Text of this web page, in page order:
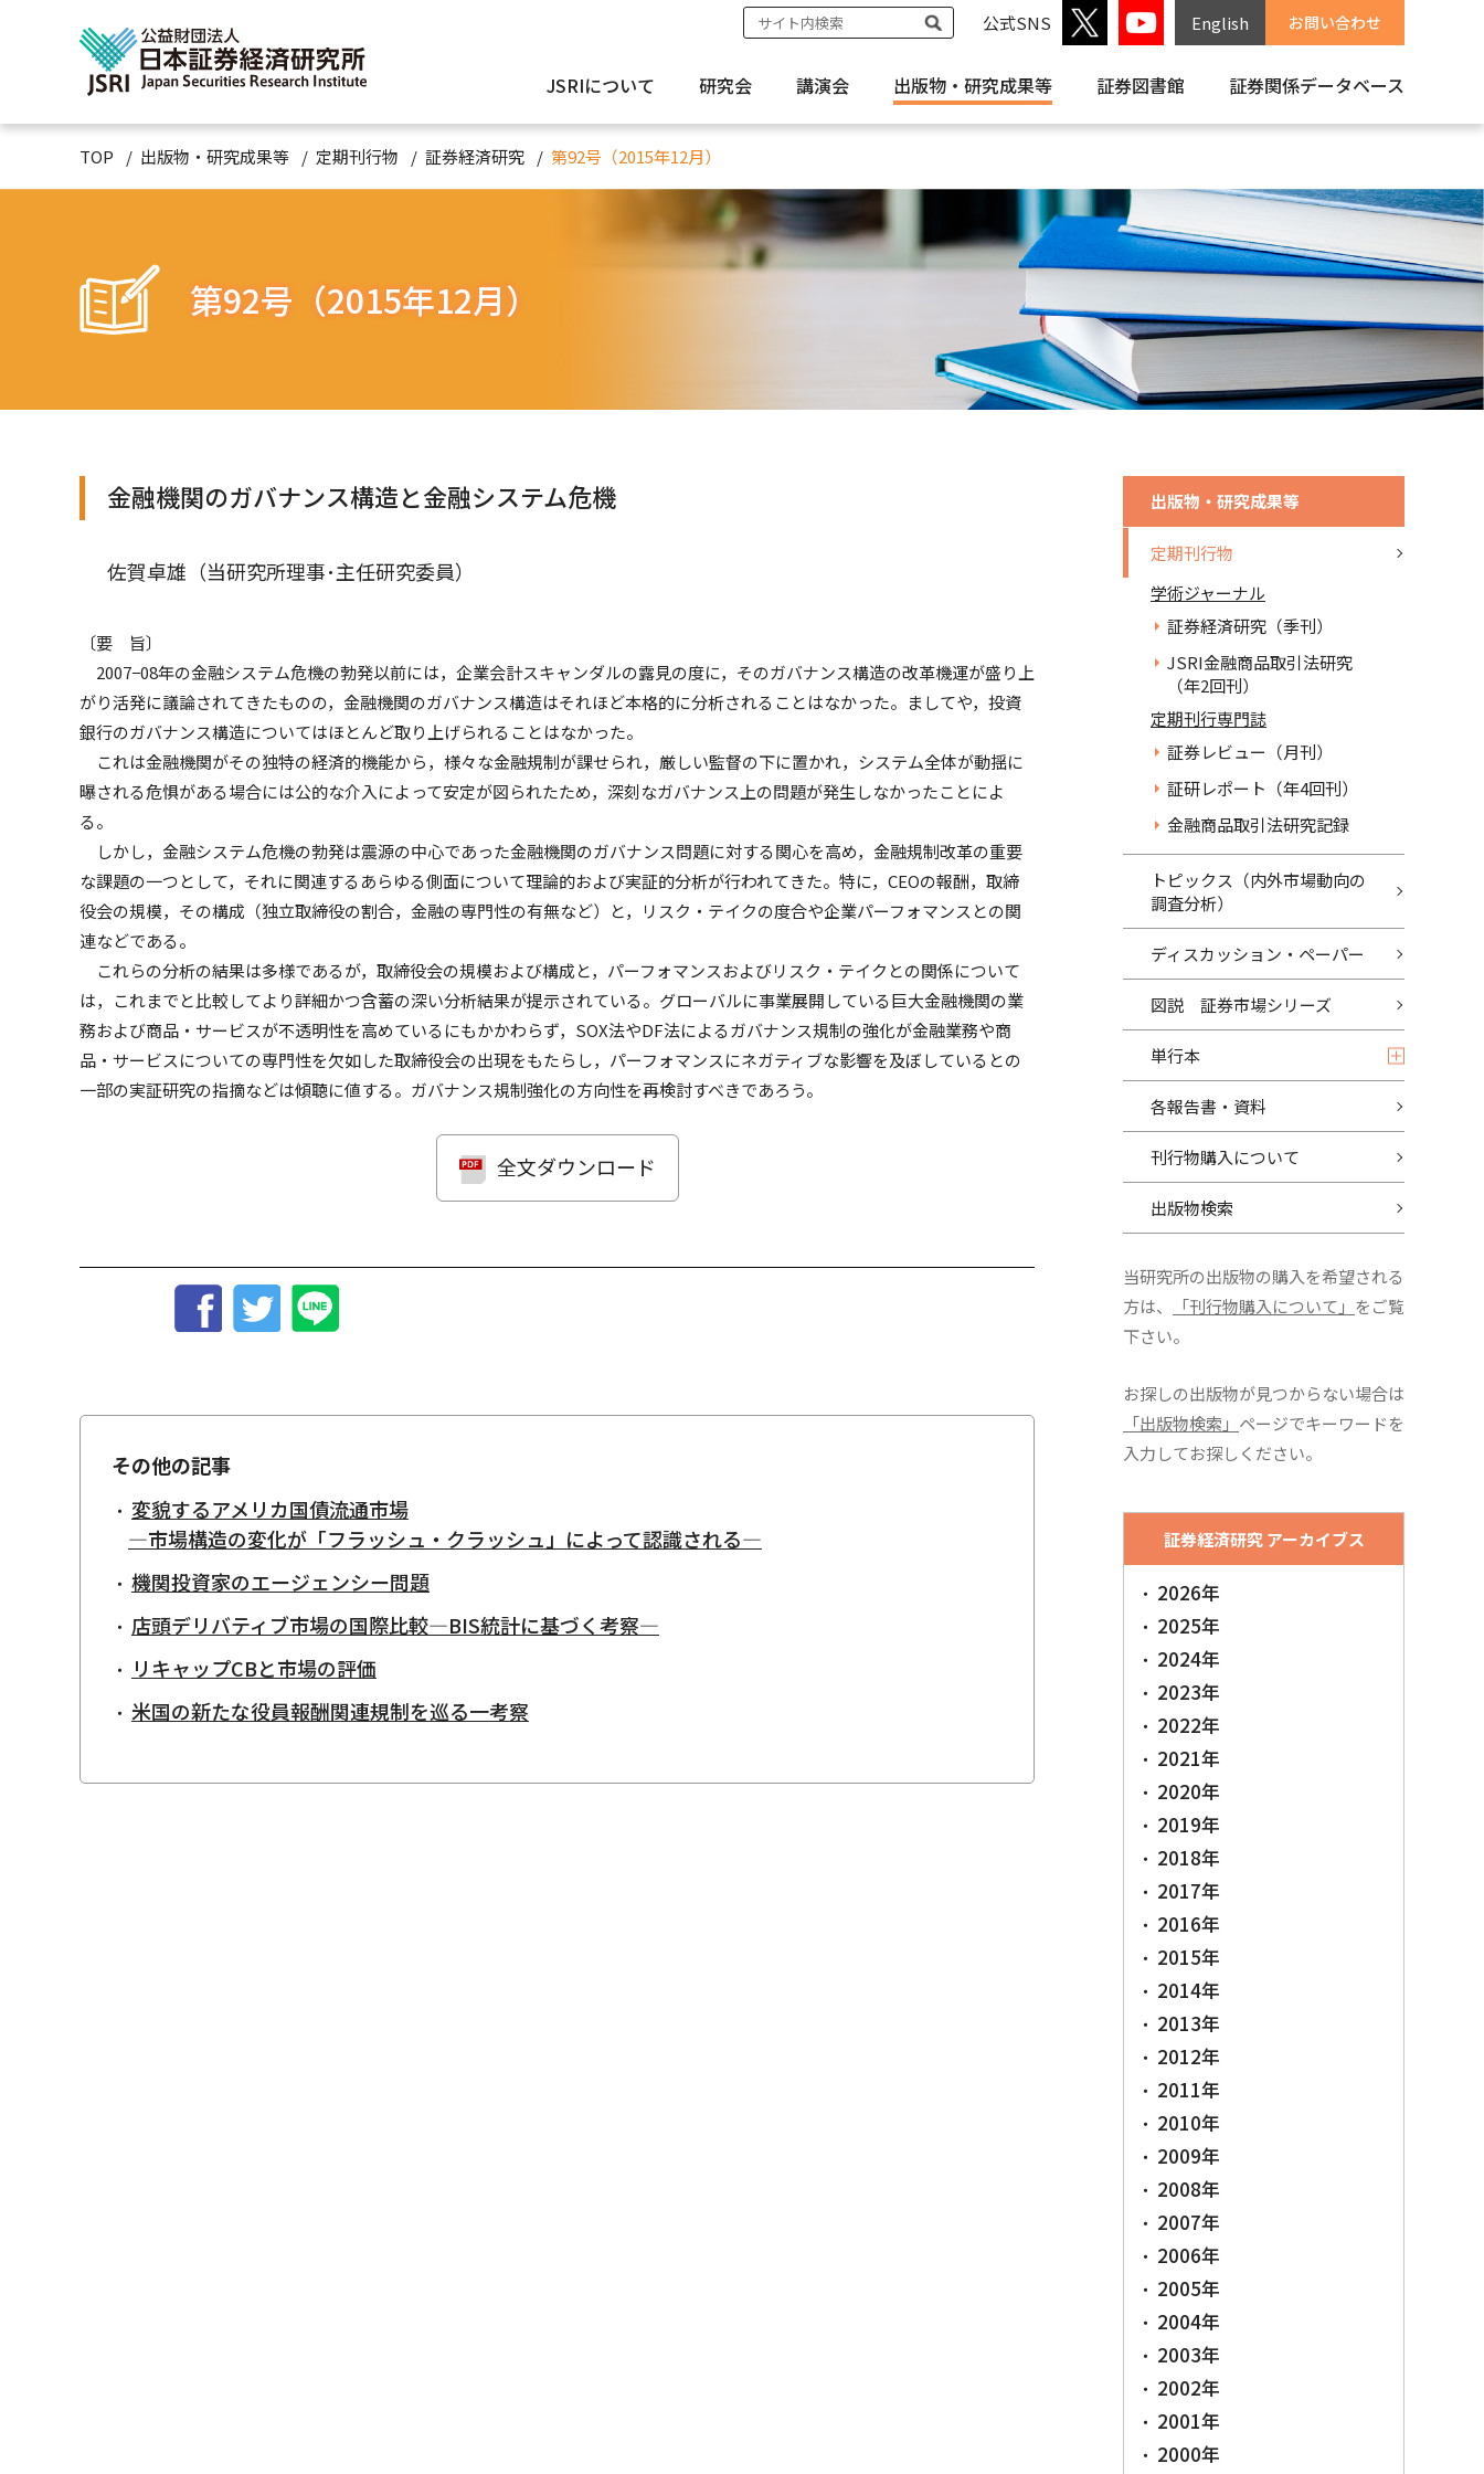
公式SNS English お問い合わせ
JSRIについて 研究会 講演会 出版物・ 研究成果等 証券図書館 証券関係データベース
TOP 出版物・研究成果等 定期刊行物 証券経済研究 第92号（2015年12月）
第92号（2015年12月）
金融機関のガバナンス構造と金融システム危機
佐賀卓雄（当研究所理事･主任研究委員）
〔要 旨〕
2007−08年の金融システム危機の勃発以前には，企業会計スキャンダルの露見の度に，そのガバナンス構造の改革機運が盛り上
がり活発に議論されてきたものの，金融機関のガバナンス構造はそれほど本格的に分析されることはなかった。ましてや，投資
銀行のガバナンス構造についてはほとんど取り上げられることはなかった。
これは金融機関がその独特の経済的機能から，様々な金融規制が課せられ，厳しい監督の下に置かれ，システム全体が動揺に
曝される危惧がある場合には公的な介入によって安定が図られたため，深刻なガバナンス上の問題が発生しなかったことによ
る。
しかし，金融システム危機の勃発は震源の中心であった金融機関のガバナンス問題に対する関心を高め，金融規制改革の重要
な課題の一つとして，それに関連するあらゆる側面について理論的および実証的分析が行われてきた。特に，CEOの報酬，取締
役会の規模，その構成（独立取締役の割合，金融の専門性の有無など）と，リスク・テイクの度合や企業パーフォマンスとの関
連などである。
これらの分析の結果は多様であるが，取締役会の規模および構成と，パーフォマンスおよびリスク・テイクとの関係について
は，これまでと比較してより詳細かつ含蓄の深い分析結果が提示されている。グローバルに事業展開している巨大金融機関の業
務および商品・サービスが不透明性を高めているにもかかわらず，SOX法やDF法によるガバナンス規制の強化が金融業務や商
品・サービスについての専門性を欠如した取締役会の出現をもたらし，パーフォマンスにネガティブな影響を及ぼしているとの
一部の実証研究の指摘などは傾聴に値する。ガバナンス規制強化の方向性を再検討すべきであろう。
全文ダウンロード
その他の記事
変貌するアメリカ国債流通市場
—市場構造の変化が「フラッシュ・クラッシュ」によって認識される—
機関投資家のエージェンシー問題
店頭デリバティブ市場の国際比較—BIS統計に基づく考察—
リキャップCBと市場の評価
米国の新たな役員報酬関連規制を巡る一考察
出版物・研究成果等
定期刊行物
学術ジャーナル
証券経済研究（季刊）
JSRI金融商品取引法研究
（年2回刊）
定期刊行専門誌
証券レビュー（月刊）
証研レポート（年4回刊）
金融商品取引法研究記録
トピックス（内外市場動向の
調査分析）
ディスカッション・ペーパー
図説 証券市場シリーズ
単行本
各報告書・資料
刊行物購入について
出版物検索
当研究所の出版物の購入を希望される
方は、
「刊行物購入について」 をご覧
下さい。
お探しの出版物が見つからない場合は
「出版物検索」 ページでキーワードを
入力してお探しください。
証券経済研究 アーカイブス
2026年
2025年
2024年
2023年
2022年
2021年
2020年
2019年
2018年
2017年
2016年
2015年
2014年
2013年
2012年
2011年
2010年
2009年
2008年
2007年
2006年
2005年
2004年
2003年
2002年
2001年
2000年